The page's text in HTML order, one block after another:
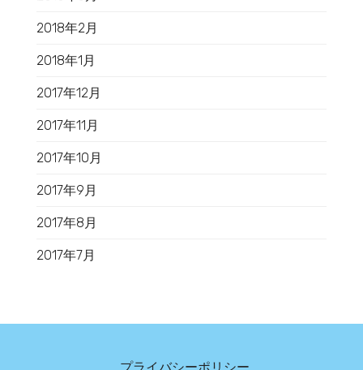
2018年2月
2018年1月
2017年12月
2017年11月
2017年10月
2017年9月
2017年8月
2017年7月